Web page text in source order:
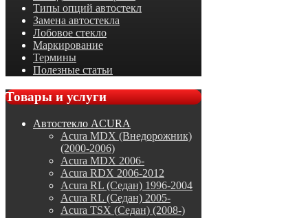
Типы опций автостекл
Замена автостекла
Лобовое стекло
Маркирование
Термины
Полезные статьи
Товарыи услуги
Автостекло ACURA
Acura MDX (Внедорожник)
(2000-2006)
Acura MDX 2006-
Acura RDX 2006-2012
Acura RL (Седан) 1996-2004
Acura RL (Седан) 2005-
Acura TSX (Седан) (2008-)